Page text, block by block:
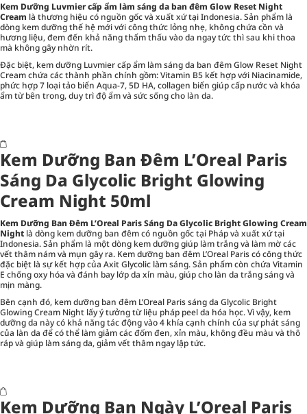
Kem Dưỡng Luvmier cấp ẩm làm sáng da ban đêm Glow Reset Night
Cream là thương hiệu có nguồn gốc và xuất xứ tại Indonesia. Sản phẩm là
dòng kem dưỡng thế hệ mới với công thức lỏng nhẹ, không chứa cồn và
hương liệu, đem đến khả năng thẩm thấu vào da ngay tức thì sau khi thoa
mà không gây nhờn rít.
Đặc biệt, kem dưỡng Luvmier cấp ẩm làm sáng da ban đêm Glow Reset Night
Cream chứa các thành phần chính gồm: Vitamin B5 kết hợp với Niacinamide,
phức hợp 7 loại tảo biển Aqua-7, 5D HA, collagen biển giúp cấp nước và khóa
ẩm từ bên trong, duy trì độ ẩm và sức sống cho làn da.
Kem Dưỡng Ban Đêm L’Oreal Paris
Sáng Da Glycolic Bright Glowing
Cream Night 50ml
Kem Dưỡng Ban Đêm L’Oreal Paris Sáng Da Glycolic Bright Glowing Cream
Night là dòng kem dưỡng ban đêm có nguồn gốc tại Pháp và xuất xứ tại
Indonesia. Sản phẩm là một dòng kem dưỡng giúp làm trắng và làm mờ các
vết thâm nám và mụn gây ra. Kem dưỡng ban đêm L’Oreal Paris có công thức
đặc biệt là sự kết hợp của Axit Glycolic làm sáng. Sản phẩm còn chứa Vitamin
E chống oxy hóa và đánh bay lớp da xỉn màu, giúp cho làn da trắng sáng và
mịn màng.
Bên cạnh đó, kem dưỡng ban đêm L’Oreal Paris sáng da Glycolic Bright
Glowing Cream Night lấy ý tưởng từ liệu pháp peel da hóa học. Vì vậy, kem
dưỡng da này có khả năng tác động vào 4 khía cạnh chính của sự phát sáng
của làn da để có thể làm giảm các đốm đen, xỉn màu, không đều màu và thô
ráp và giúp làm sáng da, giảm vết thâm ngay lập tức.
Kem Dưỡng Ban Ngày L’Oreal Paris